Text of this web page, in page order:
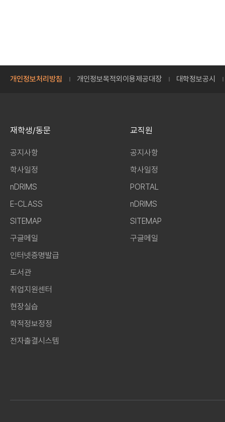
개인정보처리방침 개인정보목적외이용제공대장 대학정보공시
재학생/동문
공지사항
학사일정
nDRIMS
E-CLASS
SITEMAP
구글메일
인터넷증명발급
도서관
취업지원센터
현장실습
학적정보정정
전자출결시스템
교직원
공지사항
학사일정
PORTAL
nDRIMS
SITEMAP
구글메일